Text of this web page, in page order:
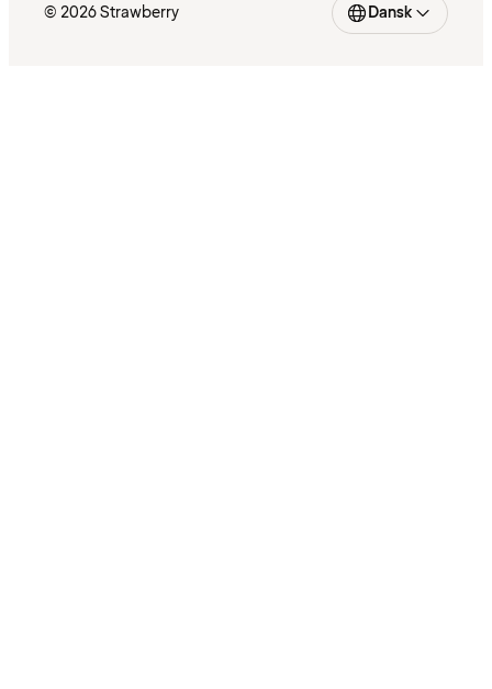
© 2026 Strawberry Dansk